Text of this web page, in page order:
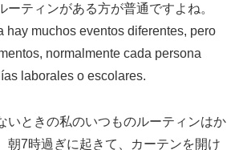
ーティンがある方が普通ですよね。
hay muchos eventos diferentes, pero
normalmente cada persona
laborales o escolares.
いときの私のいつものルーティンはか
朝7時過ぎに起きて、カーテンを開け